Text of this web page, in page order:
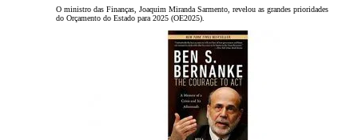
O ministro das Finanças, Joaquim Miranda Sarmento, revelou as grandes prioridades
do Orçamento do Estado para 2025 (OE2025).